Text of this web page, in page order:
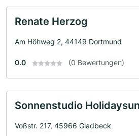
Renate Herzog
Am Höhweg 2, 44149 Dortmund
0.0 (0 Bewertungen)
Sonnenstudio Holidaysun
Voßstr. 217, 45966 Gladbeck